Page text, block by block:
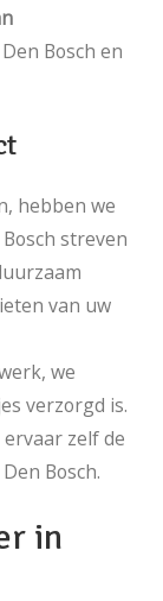
Bosch en
hebben we
streven
van uw
we
verzorgd is.
zelf de
Bosch.
in